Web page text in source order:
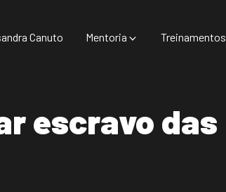
Canuto Mentoria Treinamentos
escravo das